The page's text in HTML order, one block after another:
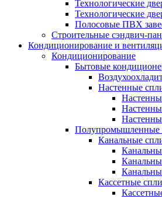
Технологические
Технологические
Полосовые ПВХ
Строительные сэндвич-
Кондиционирование и
Кондиционирование
Бытовые
Настенные
Полупромышленные
Канальные
Кассетные